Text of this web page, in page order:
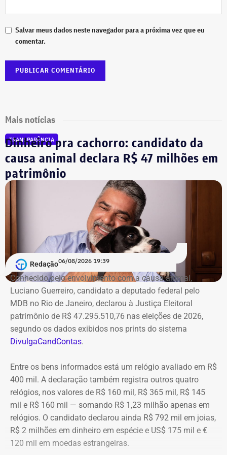
Salvar meus dados neste navegador para a próxima vez que eu
comentar.
Mais notícias
TRANSPARÊNCIA
Dinheiro pra cachorro: candidato da
causa animal declara R$ 47 milhões em
patrimônio
Redação06/08/2026 19:39
Conhecido pelo envolvimento com a causa animal,
Luciano Guerreiro, candidato a deputado federal pelo
MDB no Rio de Janeiro, declarou à Justiça Eleitoral
patrimônio de R$ 47.295.510,76 nas eleições de 2026,
segundo os dados exibidos nos prints do sistema
DivulgaCandContas.
Entre os bens informados está um relógio avaliado em R$
400 mil. A declaração também registra outros quatro
relógios, nos valores de R$ 160 mil, R$ 365 mil, R$ 145
mil e R$ 160 mil — somando R$ 1,23 milhão apenas em
relógios. O candidato declarou ainda R$ 792 mil em joias,
R$ 2 milhões em dinheiro em espécie e US$ 175 mil e €
120 mil em moedas estrangeiras.